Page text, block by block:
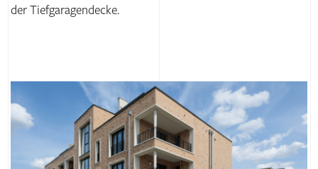
der Tiefgaragendecke.